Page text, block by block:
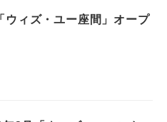
ウィズ・ユー座間」オープ